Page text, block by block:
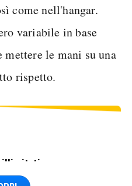
come nell'hangar.
variabile in base
le mani su una
rispetto.
illimitati